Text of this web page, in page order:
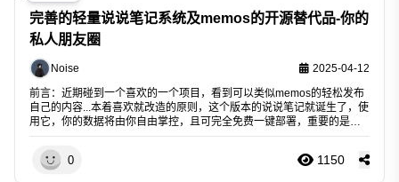
完善的轻量说说笔记系统及memos的开源替代品-你的
私人朋友圈
Noise
2025-04-12
前言：近期碰到一个喜欢的一个项目，看到可以类似memos的轻松发布
自己的内容...本着喜欢就改造的原则，这个版本的说说笔记就诞生了，使
用它，你的数据将由你自由掌控，且可完全免费一键部署，重要的是碎
片化的信息记录加自动化就会变的非常高自由度，感兴趣的话不妨来试
介绍
0 1150